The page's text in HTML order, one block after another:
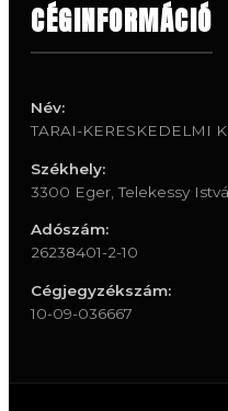
CÉGINFORMÁCIÓ
Név:
TARAI-KERESKEDELMI
Székhely:
3300 Eger, Telekessy
Adószám:
26238401-2-10
Cégjegyzékszám:
10-09-036667